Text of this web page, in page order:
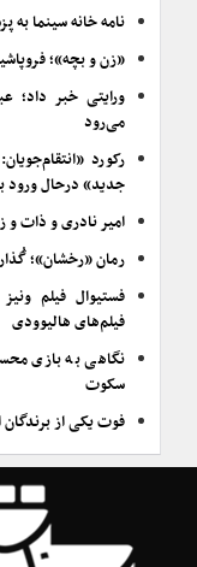
نامه خانه سینما
«زن و بچه»؛
ورایتی خبر داد؛
می‌رود
رکورد
جدید» درحال
امیر نادری و ذات و
رمان «رخشان»؛
فیلم‌های هالیوودی
نگاهی به بازی
سکوت
فوت یکی از